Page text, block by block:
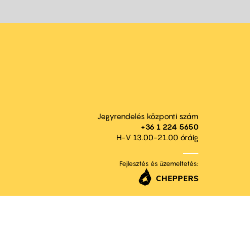
Jegyrendelés központi szám
+36 1 224 5650
H-V 13.00-21.00 óráig
Fejlesztés és üzemeltetés: